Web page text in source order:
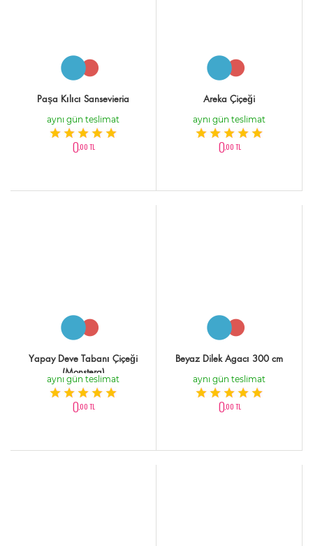
Paşa Kılıcı Sansevieria
aynı gün teslimat
0,00 TL
Areka Çiçeği
aynı gün teslimat
0,00 TL
Yapay Deve Tabanı Çiçeği
(Monstera)
aynı gün teslimat
0,00 TL
Beyaz Dilek Agacı 300 cm
aynı gün teslimat
0,00 TL